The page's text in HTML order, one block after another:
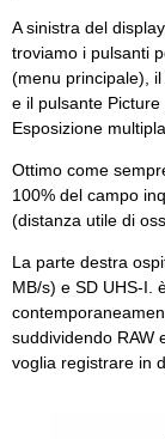
A sinistra del
troviamo i pulsanti
(menu principale),
e il pulsante
Esposizione
Ottimo come
100% del campo
(distanza utile di
La parte destra
MB/s) e SD UHS-I.
suddividendo RAW
voglia registrare in